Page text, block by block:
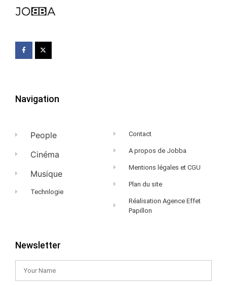
Navigation
People
Cinéma
Musique
Technlogie
Contact
A propos de Jobba
Mentions légales et CGU
Plan du site
Réalisation Agence Effet
Papillon
Newsletter